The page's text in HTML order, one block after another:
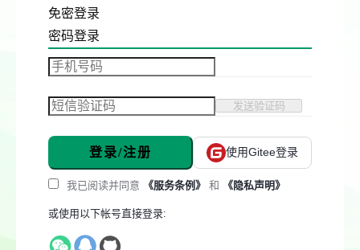
免密登录
密码登录
发送验证码
登录/注册 使用Gitee登录
我已阅读并同意 《服务条例》 和 《隐私声明》
或使用以下帐号直接登录: